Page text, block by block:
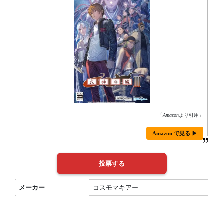
「Amazonより引用」
Amazon で見る ▶
メーカー コスモマキアー